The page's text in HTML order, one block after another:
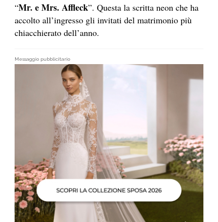
“Mr. e Mrs. Affleck”. Questa la scritta neon che ha
accolto all’ingresso gli invitati del matrimonio più
chiacchierato dell’anno.
Messaggio pubblicitario